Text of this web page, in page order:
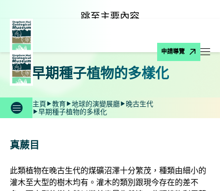
跳至主要內容
申請導覽
早期種子植物的多樣化
主頁 教育 地球的演變展廳
晚古生代
早期種子植物的多樣化
真蕨目
此類植物在晚古生代的煤礦沼澤十分繁茂，種類由細小的
灌木至大型的樹木均有。灌木的類別跟現今存在的差不